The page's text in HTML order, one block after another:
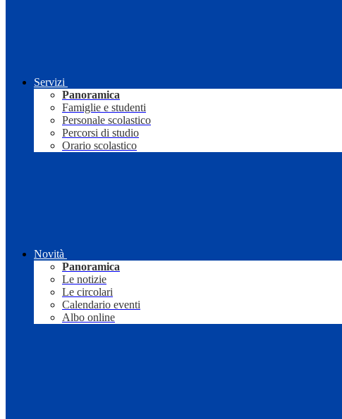
Servizi
Panoramica
Famiglie e studenti
Personale scolastico
Percorsi di studio
Orario scolastico
Novità
Panoramica
Le notizie
Le circolari
Calendario eventi
Albo online